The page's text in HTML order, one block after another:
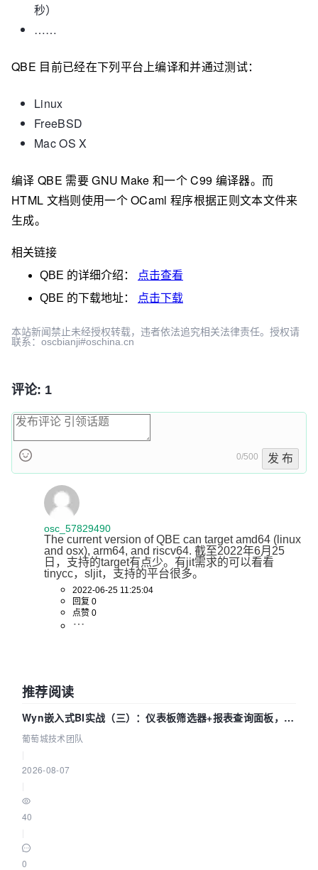
秒）
……
QBE 目前已经在下列平台上编译和并通过测试：
Linux
FreeBSD
Mac OS X
编译 QBE 需要 GNU Make 和一个 C99 编译器。而
HTML 文档则使用一个 OCaml 程序根据正则文本文件来
生成。
相关链接
QBE 的详细介绍：
点击查看
QBE 的下载地址： 点击下载
本站新闻禁止未经授权转载，违者依法追究相关法律责任。授权请
联系：oscbianji#oschina.cn
评论: 1
0/500 发 布
osc_57829490
The current version of QBE can target amd64 (linux
and osx), arm64, and riscv64. 截至2022年6月25
日，支持的target有点少。有jit需求的可以看看
tinycc，sljit，支持的平台很多。
2022-06-25 11:25:04
回复 0
点赞 0
推荐阅读
Wyn嵌入式BI实战（三）：仪表板筛选器+报表查询面板，参
数联动全闭环
葡萄城技术团队
2026-08-07
40
0